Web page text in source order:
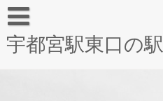
宇都宮駅東口の